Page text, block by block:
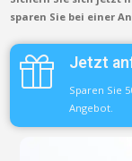
sparen Sie bei einer
Jetzt
Sparen Sie
Angebot.